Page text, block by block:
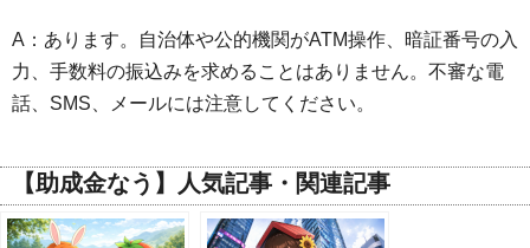
A：あります。自治体や公的機関がATM操作、暗証番号の入
力、手数料の振込みを求めることはありません。不審な電
話、SMS、メールには注意してください。
【助成金なう】人気記事・関連記事